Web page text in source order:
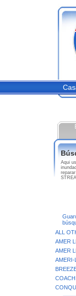
Aqui
ALL
AMER
AMER
AMERI-
COACH